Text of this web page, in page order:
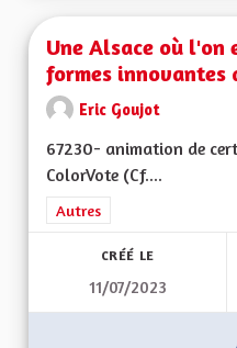
Une Alsace où l'on
formes innovantes
Eric Goujot
67230- animation de
ColorVote (Cf....
Filtrer les résultats de la
Autres
CRÉÉ LE
11/07/2023